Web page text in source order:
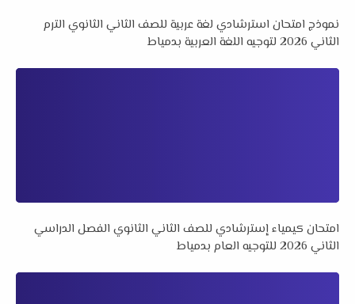
نموذج امتحان استرشادي لغة عربية للصف الثاني الثانوي الترم
الثاني 2026 لتوجيه اللغة العربية بدمياط
امتحان كيمياء إسترشادي للصف الثاني الثانوي الفصل الدراسي
الثاني 2026 للتوجيه العام بدمياط